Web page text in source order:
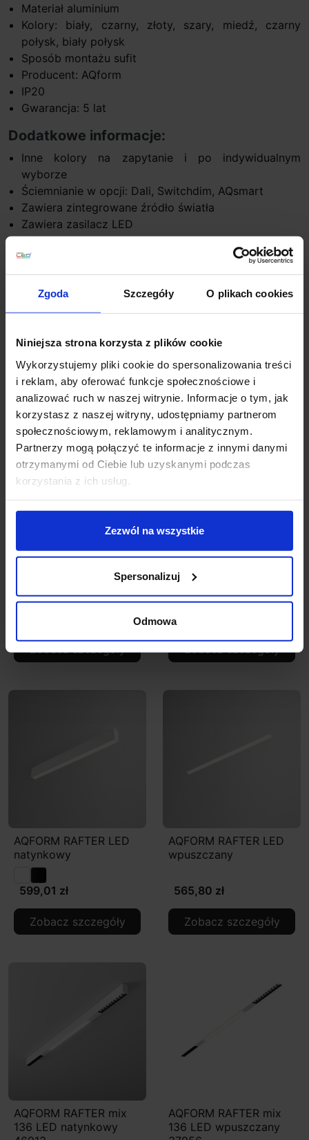
Zgoda Szczegóły O plikach cookies
Niniejsza strona korzysta z plików cookie
Wykorzystujemy pliki cookie do spersonalizowania treści
i reklam, aby oferować funkcje społecznościowe i
analizować ruch w naszej witrynie. Informacje o tym, jak
korzystasz z naszej witryny, udostępniamy partnerom
społecznościowym, reklamowym i analitycznym.
Partnerzy mogą połączyć te informacje z innymi danymi
otrzymanymi od Ciebie lub uzyskanymi podczas
korzystania z ich usług.
Zezwól na wszystkie
Spersonalizuj
Odmowa
Materiał aluminium
Kolory: biały, czarny, złoty, szary, miedź, czarny
połysk, biały połysk
Sposób montażu sufit
Producent: AQform
IP20
Gwarancja: 5 lat
Dodatkowe informacje:
Inne kolory na zapytanie i po indywidualnym
wyborze
Ściemnianie w opcji: Dali, Switchdim, AQsmart
Zawiera zintegrowane źródło światła
Zawiera zasilacz LED
Produkt przygotowywany na indywidualne
zamówienie. Zgodnie z regulaminem sklepu, tego
typu towar nie podlega zwrotowi
Szczegóły produktu
Zobacz także
AQFORM RAFTER 29
Zobacz szczegóły
AQFORM RAFTER LED
431,73 zł
Zobacz szczegóły
AQFORM RAFTER LED
natynkowy
599,01 zł
Zobacz szczegóły
AQFORM RAFTER LED
wpuszczany
565,80 zł
Zobacz szczegóły
AQFORM RAFTER mix
136 LED natynkowy
AQFORM RAFTER mix
136 LED wpuszczany